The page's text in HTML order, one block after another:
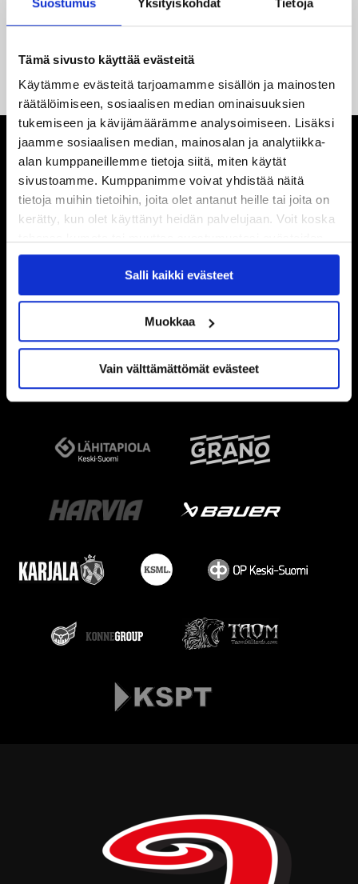
Tämä sivusto käyttää evästeitä
Käytämme evästeitä tarjoamamme sisällön ja mainosten
räätälöimiseen, sosiaalisen median ominaisuuksien
tukemiseen ja kävijämäärämme analysoimiseen. Lisäksi
jaamme sosiaalisen median, mainosalan ja analytiikka-
alan kumppaneillemme tietoja siitä, miten käytät
sivustoamme. Kumppanimme voivat yhdistää näitä
tietoja muihin tietoihin, joita olet antanut heille tai joita on
kerätty, kun olet käyttänyt heidän palvelujaan. Voit koska
käytöstäEvästeet-sivultamme.
Salli kaikki evästeet
Muokkaa
Vain välttämättömät evästeet
14.05.2026
kahden vuoden sopimuksella